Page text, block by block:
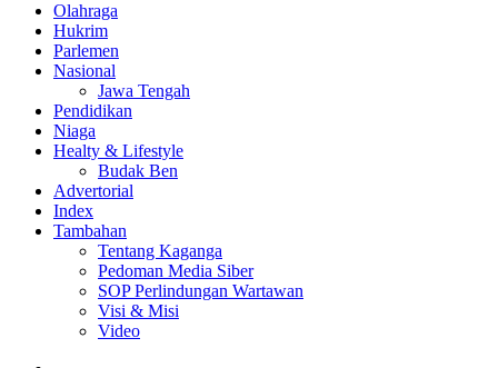
Olahraga
Hukrim
Parlemen
Nasional
Jawa Tengah
Pendidikan
Niaga
Healty & Lifestyle
Budak Ben
Advertorial
Index
Tambahan
Tentang Kaganga
Pedoman Media Siber
SOP Perlindungan Wartawan
Visi & Misi
Video